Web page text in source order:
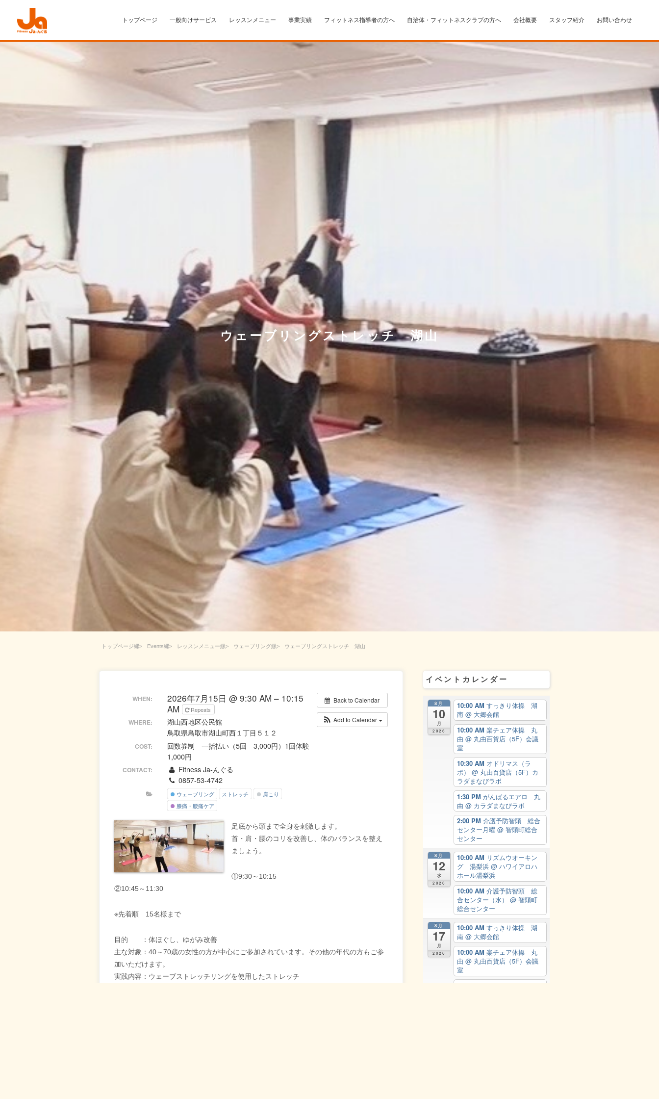
トップページ 一般向けサービス レッスンメニュー 事業実績 フィットネス指導者の方へ 自治体・フィットネスクラブの方へ 会社概要 スタッフ紹介 お問い合わせ
ウェーブリングストレッチ 湖山
トップページ Events レッスンメニュー ウェーブリング ウェーブリングストレッチ 湖山
Back to Calendar
Add to Calendar
WHEN:
2026年7月15日 @ 9:30 AM – 10:15
AM
Repeats
WHERE:
湖山西地区公民館
鳥取県鳥取市湖山町西１丁目５１２
COST:
回数券制 一括払い（5回 3,000円）1回体験
1,000円
CONTACT:
Fitness Ja-んぐる
0857-53-4742
ウェーブリング ストレッチ
肩こり
膝痛・腰痛ケア
足底から頭まで全身を刺激します。
首・肩・腰のコリを改善し、体のバランスを整え
ましょう。
①9:30～10:15
②10:45～11:30
※先着順 15名様まで
目的 ：体ほぐし、ゆがみ改善
主な対象：40～70歳の女性の方が中心にご参加されています。その他の年代の方もご参
加いただけます。
実践内容：ウェーブストレッチリングを使用したストレッチ
イベントカレンダー
8月
10
月
2026
10:00 AM すっきり体操 湖
南 @ 大郷会館
10:00 AM 楽チェア体操 丸
由 @ 丸由百貨店（5F）会議
室
10:30 AM オドリマス（ラ
ボ） @ 丸由百貨店（5F）カ
ラダまなびラボ
1:30 PM がんばるエアロ 丸
由 @ カラダまなびラボ
2:00 PM 介護予防智頭 総合
センター月曜 @ 智頭町総合
センター
8月
12
水
2026
10:00 AM リズムウオーキン
グ 湯梨浜 @ ハワイアロハ
ホール湯梨浜
10:00 AM 介護予防智頭 総
合センター（水） @ 智頭町
総合センター
8月
17
月
2026
10:00 AM すっきり体操 湖
南 @ 大郷会館
10:00 AM 楽チェア体操 丸
由 @ 丸由百貨店（5F）会議
室